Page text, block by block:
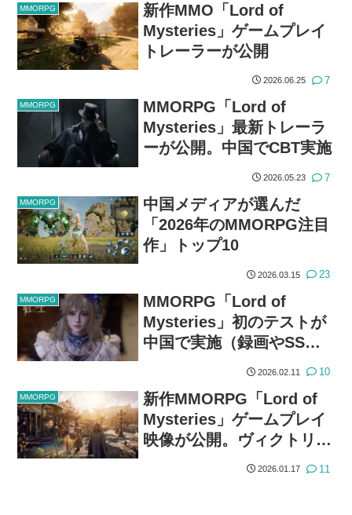
MMORPG
新作MMO「Lord of
Mysteries」ゲームプレイ
トレーラーが公開
2026.06.25 7
MMORPG
MMORPG「Lord of
Mysteries」最新トレーラ
ーが公開。中国でCBT実施
2026.05.23 7
MMORPG
中国メディアが選んだ
「2026年のMMORPG注目
作」トップ10
2026.03.15 23
MMORPG
MMORPG「Lord of
Mysteries」初のテストが
中国で実施（録画やSS禁
止）テスターの感想は？
2026.02.11 10
MMORPG
新作MMORPG「Lord of
Mysteries」ゲームプレイ
映像が公開。ヴィクトリア
朝時代設定にスチームパン
2026.01.17 11